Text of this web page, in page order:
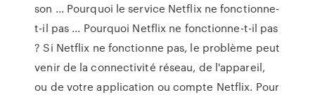
son ... Pourquoi le service Netflix ne fonctionne-
t-il pas ... Pourquoi Netflix ne fonctionne-t-il pas
? Si Netflix ne fonctionne pas, le problème peut
venir de la connectivité réseau, de l'appareil,
ou de votre application ou compte Netflix. Pour